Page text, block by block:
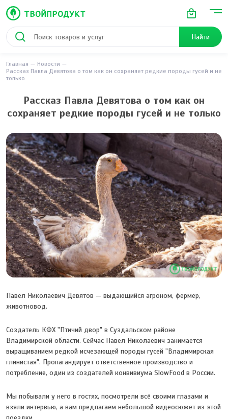
Найти
Главная
Новости
Рассказ Павла Девятова о том как он сохраняет редкие породы гусей и не
только
Рассказ Павла Девятова о том как он
сохраняет редкие породы гусей и не только
Павел Николаевич Девятов — выдающийся агроном, фермер,
животновод.
Создатель КФХ "Птичий двор" в Суздальском районе
Владимирской области. Сейчас Павел Николаевич занимается
выращиванием редкой исчезающей породы гусей "Владимирская
глинистая". Пропагандирует ответственное производство и
потребление, один из создателей конвивиума SlowFood в России.
Мы побывали у него в гостях, посмотрели всё своими глазами и
взяли интервью, а вам предлагаем небольшой видеосюжет из этой